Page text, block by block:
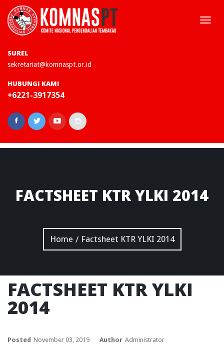
SUREL
sekretariat@komnaspt.or.id
HUBUNGI KAMI
+6221-3917354
FACTSHEET KTR YLKI 2014
Home / Factsheet KTR YLKI 2014
FACTSHEET KTR YLKI
2014
Posted November 03, 2019 Author Administrator